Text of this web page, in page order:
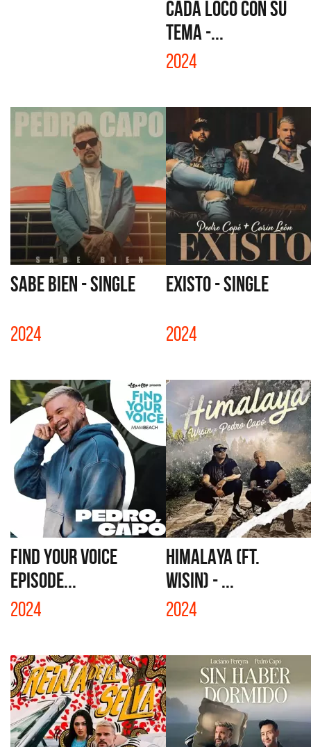
CADA LOCO CON SU
TEMA -...
2024
SABE BIEN - SINGLE
2024
EXISTO - SINGLE
2024
FIND YOUR VOICE
EPISODE...
2024
HIMALAYA (FT.
WISIN) - ...
2024